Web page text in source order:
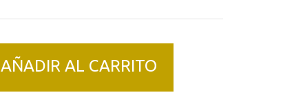
AÑADIR AL CARRITO